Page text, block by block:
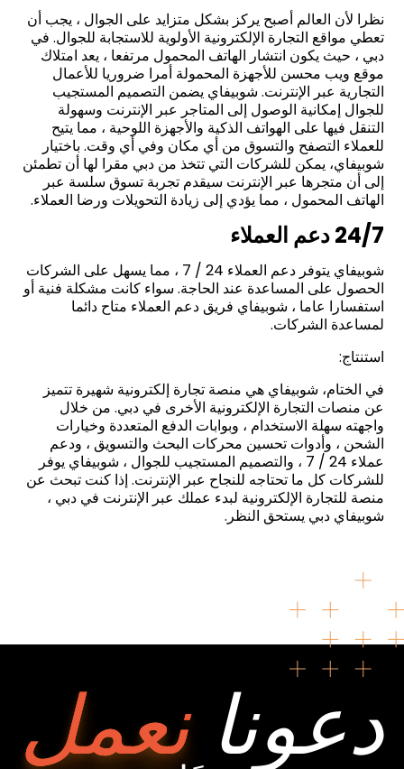
نظرا لأن العالم أصبح يركز بشكل متزايد على الجوال ، يجب أن
تعطي مواقع التجارة الإلكترونية الأولوية للاستجابة للجوال. في
دبي ، حيث يكون انتشار الهاتف المحمول مرتفعا ، يعد امتلاك
موقع ويب محسن للأجهزة المحمولة أمرا ضروريا للأعمال
التجارية عبر الإنترنت. شوبيفاي يضمن التصميم المستجيب
للجوال إمكانية الوصول إلى المتاجر عبر الإنترنت وسهولة
التنقل فيها على الهواتف الذكية والأجهزة اللوحية ، مما يتيح
للعملاء التصفح والتسوق من أي مكان وفي أي وقت. باختيار
شوبيفاي، يمكن للشركات التي تتخذ من دبي مقرا لها أن تطمئن
إلى أن متجرها عبر الإنترنت سيقدم تجربة تسوق سلسة عبر
الهاتف المحمول ، مما يؤدي إلى زيادة التحويلات ورضا العملاء.
24/7 دعم العملاء
شوبيفاي يتوفر دعم العملاء 24 / 7 ، مما يسهل على الشركات
الحصول على المساعدة عند الحاجة. سواء كانت مشكلة فنية أو
استفسارا عاما ، شوبيفاي فريق دعم العملاء متاح دائما
لمساعدة الشركات.
استنتاج:
في الختام، شوبيفاي هي منصة تجارة إلكترونية شهيرة تتميز
عن منصات التجارة الإلكترونية الأخرى في دبي. من خلال
واجهته سهلة الاستخدام ، وبوابات الدفع المتعددة وخيارات
الشحن ، وأدوات تحسين محركات البحث والتسويق ، ودعم
عملاء 24 / 7 ، والتصميم المستجيب للجوال ، شوبيفاي يوفر
للشركات كل ما تحتاجه للنجاح عبر الإنترنت. إذا كنت تبحث عن
منصة للتجارة الإلكترونية لبدء عملك عبر الإنترنت في دبي ،
شوبيفاي دبي يستحق النظر.
دعونانعمل